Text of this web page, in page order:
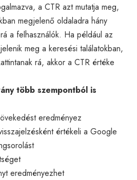
a CTR azt mutatja meg,
megjelenő oldaladra hány
a felhasználók. Ha például az
meg a keresési találatokban,
rá, akkor a CTR értéke
több szempontból is
eredményez
értékeli a Google
eredményezhet